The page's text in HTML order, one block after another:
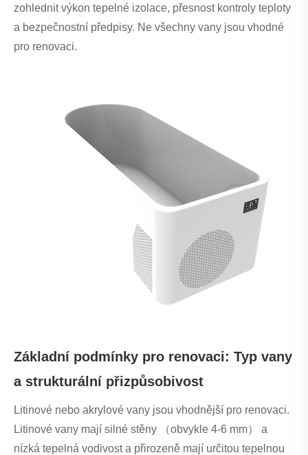
zohlednit výkon tepelné izolace, přesnost kontroly teploty
a bezpečnostní předpisy. Ne všechny vany jsou vhodné
pro renovaci.
Základní podmínky pro renovaci: Typ vany
a strukturální přizpůsobivost
Litinové nebo akrylové vany jsou vhodnější pro renovaci.
Litinové vany mají silné stěny （obvykle 4-6 mm） a
nízká tepelná vodivost a přirozeně mají určitou tepelnou